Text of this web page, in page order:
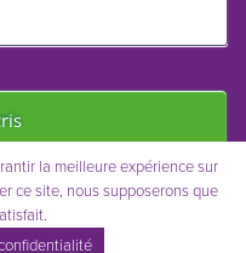
© 2021
la meilleure expérience sur
ce site, nous supposerons que